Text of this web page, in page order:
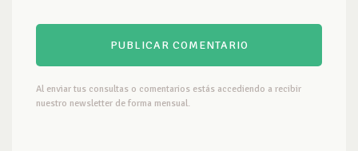
Al enviar tus consultas o comentarios estás accediendo a recibir
nuestro newsletter de forma mensual.